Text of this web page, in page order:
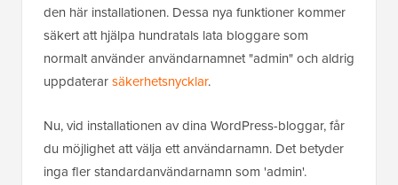
den här installationen. Dessa nya funktioner kommer
säkert att hjälpa hundratals lata bloggare som
normalt använder användarnamnet "admin" och aldrig
uppdaterarsäkerhetsnycklar.
Nu, vid installationen av dina WordPress-bloggar, får
du möjlighet att välja ett användarnamn. Det betyder
inga fler standardanvändarnamn som 'admin'.